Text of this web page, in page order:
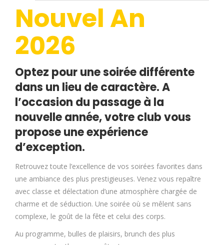
Nouvel An
2026
Optez pour une soirée différente
dans un lieu de caractère. A
l’occasion du passage à la
nouvelle année, votre club vous
propose une expérience
d’exception.
Retrouvez toute l’excellence de vos soirées favorites dans
une ambiance des plus prestigieuses. Venez vous repaître
avec classe et délectation d’une atmosphère chargée de
charme et de séduction. Une soirée où se mêlent sans
complexe, le goût de la fête et celui des corps.
Au programme, bulles de plaisirs, brunch des plus